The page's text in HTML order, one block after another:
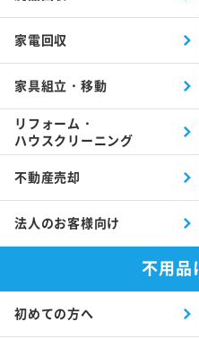
家電回収
家具組立・移動
リフォーム・
ハウスクリーニング
不動産売却
法人のお客様向け
不用品
初めての方へ